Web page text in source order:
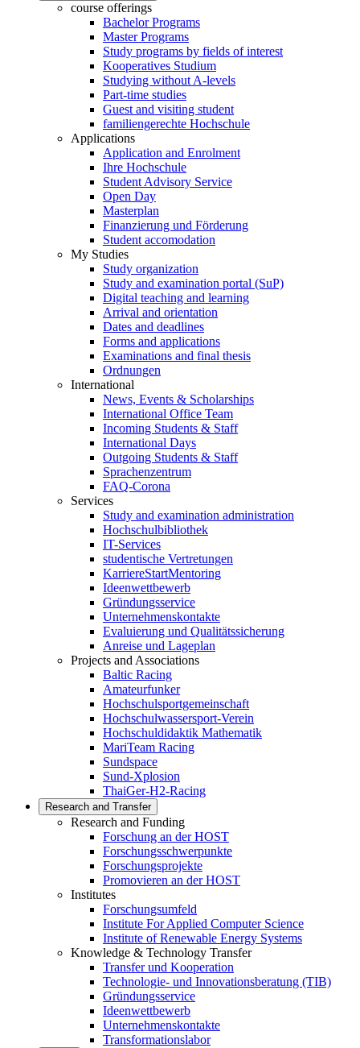
course offerings
Bachelor Programs
Master Programs
Study programs by fields of interest
Kooperatives Studium
Studying without A-levels
Part-time studies
Guest and visiting student
familiengerechte Hochschule
Applications
Application and Enrolment
Ihre Hochschule
Student Advisory Service
Open Day
Masterplan
Finanzierung und Förderung
Student accomodation
My Studies
Study organization
Study and examination portal (SuP)
Digital teaching and learning
Arrival and orientation
Dates and deadlines
Forms and applications
Examinations and final thesis
Ordnungen
International
News, Events & Scholarships
International Office Team
Incoming Students & Staff
International Days
Outgoing Students & Staff
Sprachenzentrum
FAQ-Corona
Services
Study and examination administration
Hochschulbibliothek
IT-Services
studentische Vertretungen
KarriereStartMentoring
Ideenwettbewerb
Gründungsservice
Unternehmenskontakte
Evaluierung und Qualitätssicherung
Anreise und Lageplan
Projects and Associations
Baltic Racing
Amateurfunker
Hochschulsportgemeinschaft
Hochschulwassersport-Verein
Hochschuldidaktik Mathematik
MariTeam Racing
Sundspace
Sund-Xplosion
ThaiGer-H2-Racing
Research and Transfer
Research and Funding
Forschung an der HOST
Forschungsschwerpunkte
Forschungsprojekte
Promovieren an der HOST
Institutes
Forschungsumfeld
Institute For Applied Computer Science
Institute of Renewable Energy Systems
Knowledge & Technology Transfer
Transfer und Kooperation
Technologie- und Innovationsberatung (TIB)
Gründungsservice
Ideenwettbewerb
Unternehmenskontakte
Transformationslabor